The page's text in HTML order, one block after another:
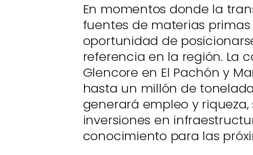
En momentos donde la
fuentes de materias
oportunidad de
referencia en la región. La
Glencore en El Pachón y
hasta un millón de
generará empleo y
inversiones en
conocimiento para las